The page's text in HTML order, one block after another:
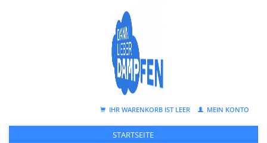
IHR WARENKORB IST LEER MEIN KONTO
STARTSEITE